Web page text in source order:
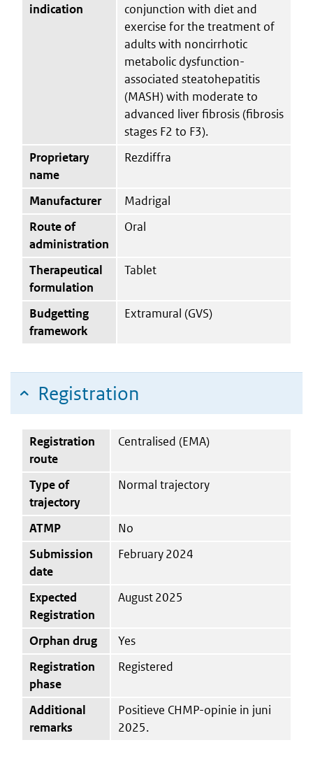
indication
conjunction with diet and
exercise for the treatment of
adults with noncirrhotic
metabolic dysfunction-
associated steatohepatitis
(MASH) with moderate to
advanced liver fibrosis (fibrosis
stages F2 to F3).
Proprietary
name
Rezdiffra
Manufacturer
Madrigal
Route of
administration
Oral
Therapeutical
formulation
Tablet
Budgetting
framework
Extramural (GVS)
Registration
Registration
route
Centralised (EMA)
Type of
trajectory
Normal trajectory
ATMP
No
Submission
date
February 2024
Expected
Registration
August 2025
Orphan drug
Yes
Registration
phase
Registered
Additional
remarks
Positieve CHMP-opinie in juni
2025.